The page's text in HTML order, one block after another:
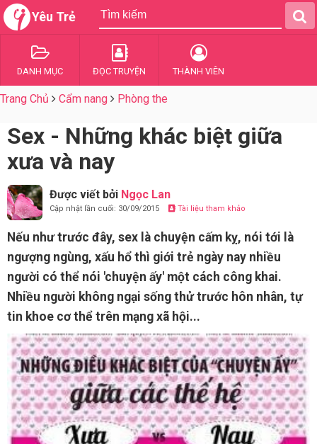
Yêu Trẻ
DANH MỤC ĐỌC TRUYỆN THÀNH VIÊN
Trang Chủ Cẩm nang Phòng the
Sex - Những khác biệt giữa
xưa và nay
Được viết bởi Ngọc Lan
Cập nhật lần cuối: 30/09/2015 Tài liệu tham khảo
Nếu như trước đây, sex là chuyện cấm kỵ, nói tới là
ngượng ngùng, xấu hổ thì giới trẻ ngày nay nhiều
người có thể nói 'chuyện ấy' một cách công khai.
Nhiều người không ngại sống thử trước hôn nhân, tự
tin khoe cơ thể trên mạng xã hội...